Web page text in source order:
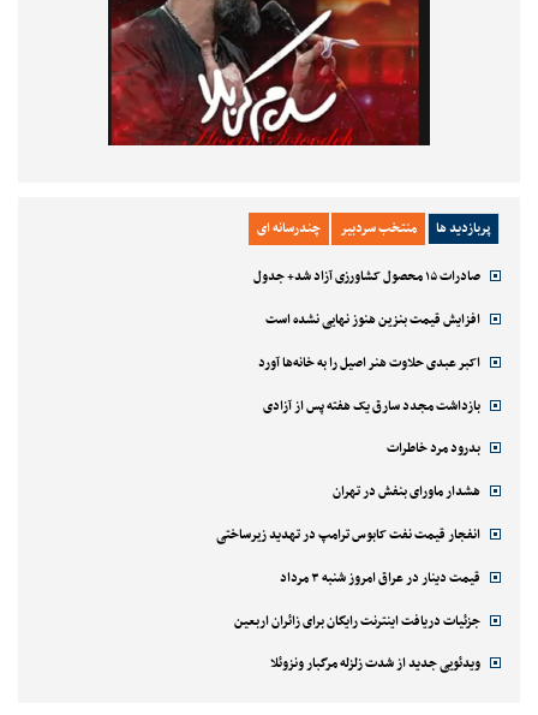
پربازدید ها منتخب سردبیر چندرسانه ای
صادرات ۱۵ محصول کشاورزی آزاد شد+ جدول
افزایش قیمت بنزین هنوز نهایی نشده است
اکبر عبدی حلاوت هنر اصیل را به خانه‌ها آورد
بازداشت مجدد سارق یک هفته پس از آزادی
بدرود مرد خاطرات
هشدار ماورای بنفش در تهران
انفجار قیمت نفت کابوس ترامپ در تهدید زیرساختی
قیمت دینار در عراق امروز شنبه ۳ مرداد
جزئیات دریافت اینترنت رایگان برای زائران اربعین
ویدئویی جدید از شدت زلزله مرگبار ونزوئلا